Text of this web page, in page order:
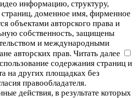
информацию, структуру,
доменное имя, фирменное
объектами авторского права и
собственность, защищены
и международными
авторских прав. Читать далее
содержания страниц и
на других площадках без
правообладателя.
действия, в результате которых